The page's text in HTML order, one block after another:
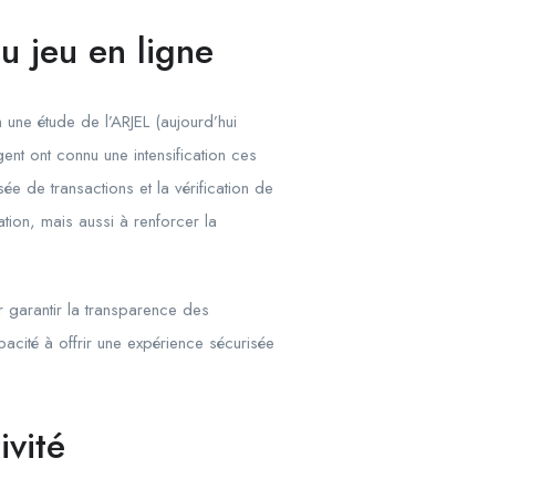
jeu en ligne
étude de l’ARJEL (aujourd’hui
ont connu une intensification ces
de transactions et la vérification de
mais aussi à renforcer la
garantir la transparence des
à offrir une expérience sécurisée